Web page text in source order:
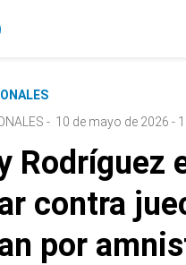
- 10 de mayo de 2026 -
Rodríguez
contra
por